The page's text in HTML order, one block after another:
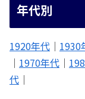
年代別
1920年代 ｜ 1930
｜ 1970年代 ｜
代 ｜